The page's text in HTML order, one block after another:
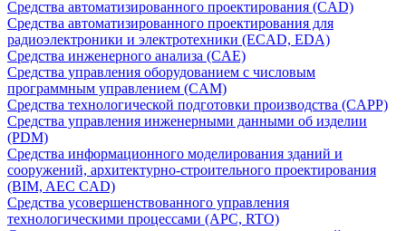
Средства автоматизированного проектирования (CAD)
Средства автоматизированного проектирования для
радиоэлектроники и электротехники (ECAD, EDA)
Средства инженерного анализа (CAE)
Средства управления оборудованием с числовым
программным управлением (CAM)
Средства технологической подготовки производства (CAPP)
Средства управления инженерными данными об изделии
(PDM)
Средства информационного моделирования зданий и
сооружений, архитектурно-строительного проектирования
(BIM, AEC CAD)
Средства усовершенствованного управления
технологическими процессами (APC, RTO)